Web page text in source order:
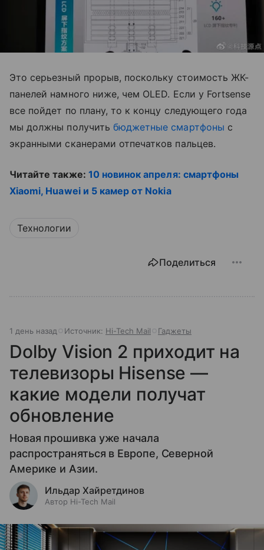
Это серьезный прорыв, поскольку стоимость ЖК-
панелей намного ниже, чем OLED. Если у Fortsense
все пойдет по плану, то к концу следующего года
мы должны получить бюджетные смартфоны с
экранными сканерами отпечатков пальцев.
Читайте также: 10 новинок апреля: смартфоны
Xiaomi, Huawei и 5 камер от Nokia
Технологии
Поделиться
1 день назад Источник: Hi-Tech Mail Гаджеты
Dolby Vision 2 приходит на
телевизоры Hisense —
какие модели получат
обновление
Новая прошивка уже начала
распространяться в Европе, Северной
Америке и Азии.
Ильдар Хайретдинов
Автор Hi-Tech Mail